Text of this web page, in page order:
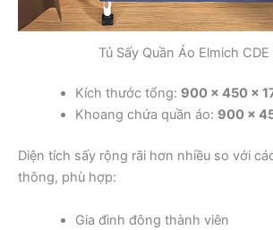
Tủ Sấy Quần Áo Elmich CDE
Kích thước tổng: 900 x 450 x
Khoang chứa quần áo: 900 x
Diện tích sấy rộng rãi hơn nhiều so với
thông, phù hợp:
Gia đình đông thành viên